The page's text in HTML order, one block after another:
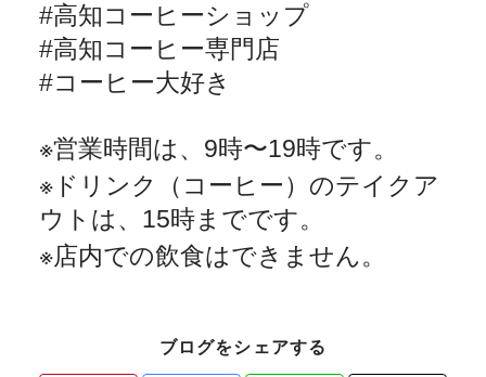
#高知コーヒーショップ
#高知コーヒー専門店
#コーヒー大好き
※営業時間は、 9時〜19時です。
※ ドリンク（コーヒー）のテイクア
ウトは、 15時までです。
※店内での飲食はできません。
ブログをシェアする